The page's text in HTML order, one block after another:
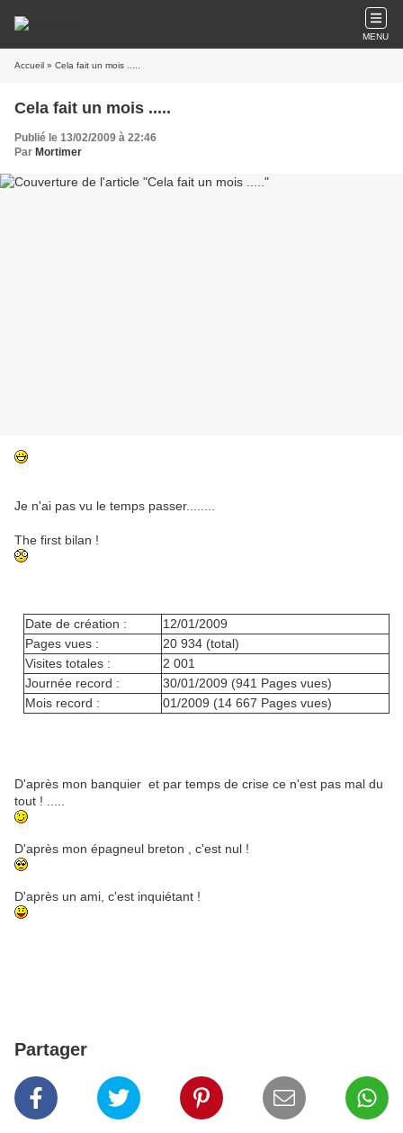
MENU
Accueil » Cela fait un mois .....
Cela fait un mois .....
Publié le 13/02/2009 à 22:46
Par Mortimer
Je n'ai pas vu le temps passer........
The first bilan !
Date de création :
12/01/2009
Pages vues :
20 934 (total)
Visites totales :
2 001
Journée record :
30/01/2009 (941 Pages vues)
Mois record :
01/2009 (14 667 Pages vues)
D'après mon banquier et par temps de crise ce n'est pas mal du
tout ! .....
D'après mon épagneul breton , c'est nul !
D'après un ami, c'est inquiétant !
Partager